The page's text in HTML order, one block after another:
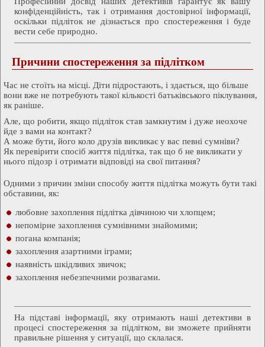
конфіденційність, так і отримання достовірної інформації,
оскільки підліток не дізнається про спостереження і буде
вести себе природно.
Причини спостереження за підлітком
Час не стоїть на місці. Діти підростають, і здається, що більше
вони вже не потребують такої кількості батьківського піклування,
як раніше.
Але, що робити, якщо підліток став замкнутим і дуже неохоче
йде з вами на контакт?
А може бути, його коло друзів викликає у вас певні сумніви?
Як перевірити спосіб життя підлітка, так що б не викликати у
нього підозр і отримати відповіді на свої питання?
Одними з причин зміни способу життя підлітка можуть бути такі
обставини, як:
любовне захоплення підлітка дівчиною чи хлопцем;
непомірне захоплення сумнівними знайомими;
погана компанія;
захоплення азартними іграми;
наявність шкідливих звичок;
захоплення небезпечними розвагами.
На підставі інформації, яку отримають наші детективи в
процесі спостереження за підлітком, ви зможете прийняти
правильне рішення у ситуації, що склалася.